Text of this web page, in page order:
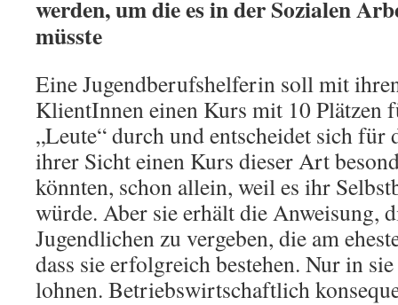
werden, um die es in der Sozialen
müsste
Eine Jugendberufshelferin soll mit
KlientInnen einen Kurs mit 10 Plätzen
„Leute“ durch und entscheidet sich für
ihrer Sicht einen Kurs dieser Art
könnten, schon allein, weil es ihr
würde. Aber sie erhält die Anweisung,
Jugendlichen zu vergeben, die am
dass sie erfolgreich bestehen. Nur in
lohnen. Betriebswirtschaftlich